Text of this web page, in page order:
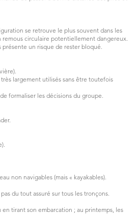
se retrouve le plus souvent dans les
remous circulaire potentiellement dangereux.
un risque de rester bloqué.
largement utilisés sans être toutefois
formaliser les décisions du groupe.
non navigables (mais « kayakables).
du tout assuré sur tous les tronçons.
tirant son embarcation ; au printemps, les